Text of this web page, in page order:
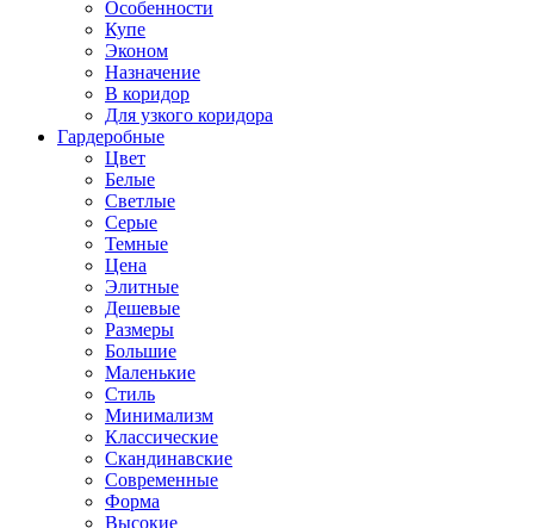
Особенности
Купе
Эконом
Назначение
В коридор
Для узкого коридора
Гардеробные
Цвет
Белые
Светлые
Серые
Темные
Цена
Элитные
Дешевые
Размеры
Большие
Маленькие
Стиль
Минимализм
Классические
Скандинавские
Современные
Форма
Высокие